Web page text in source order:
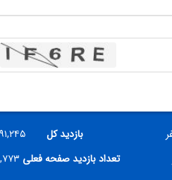
بازدید کل
تعداد بازدید صفحه فعلی